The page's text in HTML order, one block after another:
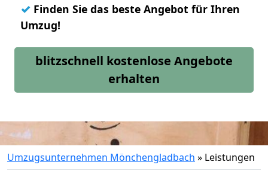
✓ Finden Sie das beste Angebot für Ihren
Umzug!
blitzschnell kostenlose Angebote
erhalten
Umzugsunternehmen Mönchengladbach » Leistungen